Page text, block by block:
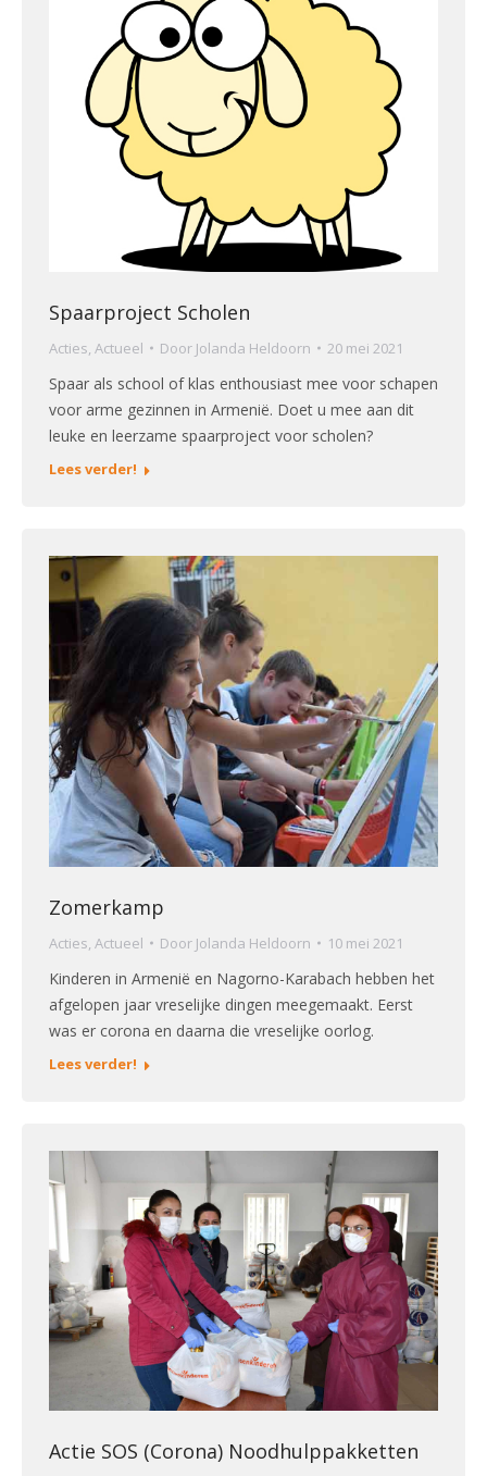
Spaarproject Scholen
Acties, Actueel Door Jolanda Heldoorn 20 mei 2021
Spaar als school of klas enthousiast mee voor schapen
voor arme gezinnen in Armenië. Doet u mee aan dit
leuke en leerzame spaarproject voor scholen?
Lees verder!
Zomerkamp
Acties, Actueel Door Jolanda Heldoorn 10 mei 2021
Kinderen in Armenië en Nagorno-Karabach hebben het
afgelopen jaar vreselijke dingen meegemaakt. Eerst
was er corona en daarna die vreselijke oorlog.
Lees verder!
Actie SOS (Corona) Noodhulppakketten